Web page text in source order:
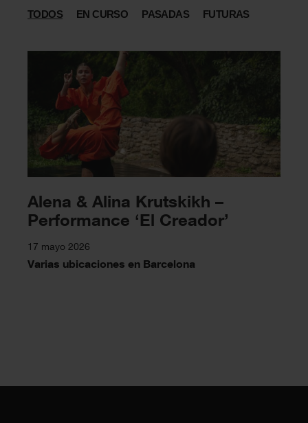
TODOS EN CURSO PASADAS FUTURAS
Alena & Alina Krutskikh –
Performance ‘El Creador’
17 mayo 2026
Varias ubicaciones en Barcelona